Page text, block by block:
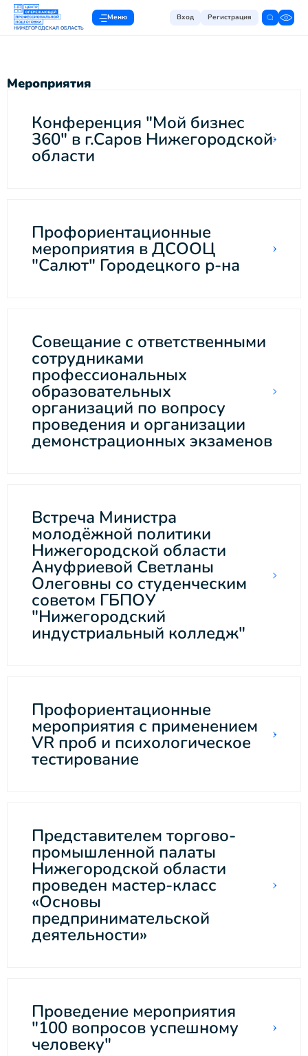
НИЖЕГОРОДСКАЯ ОБЛАСТЬ
Меню Вход Регистрация
Мероприятия
Конференция "Мой бизнес
360" в г.Саров Нижегородской
области
Профориентационные
мероприятия в ДСООЦ
"Салют" Городецкого р-на
Совещание с ответственными
сотрудниками
профессиональных
образовательных
организаций по вопросу
проведения и организации
демонстрационных экзаменов
Встреча Министра
молодёжной политики
Нижегородской области
Ануфриевой Светланы
Олеговны со студенческим
советом ГБПОУ
"Нижегородский
индустриальный колледж"
Профориентационные
мероприятия с применением
VR проб и психологическое
тестирование
Представителем торгово-
промышленной палаты
Нижегородской области
проведен мастер-класс
«Основы
предпринимательской
деятельности»
Проведение мероприятия
"100 вопросов успешному
человеку"